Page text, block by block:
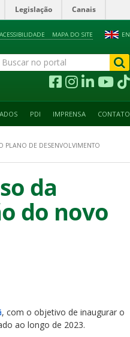
Legislação Canais
EN
ACESSIBILIDADE MAPA DO SITE
PDI IMPRENSA CONTATO
PLANO DE DESENVOLVIMENTO
da
do novo
, com o objetivo de inaugurar o
ao longo de 2023.